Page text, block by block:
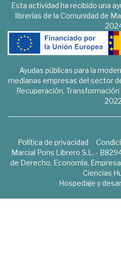
Esta actividad ha recibido una
librerías de la Comunidad de
Ayudas públicas para la
medianas empresas del sector
Recuperación,
Política de privacidad
Marcial Pons Librero S.L. -
de Derecho, Economía,
Ciencias
Hospedaje y